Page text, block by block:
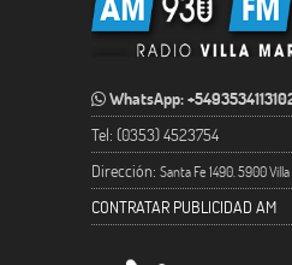
WhatsApp:
Tel: (0353) 4523754
Dirección: Santa Fe 1490. 5900
CONTRATAR PUBLICIDAD AM